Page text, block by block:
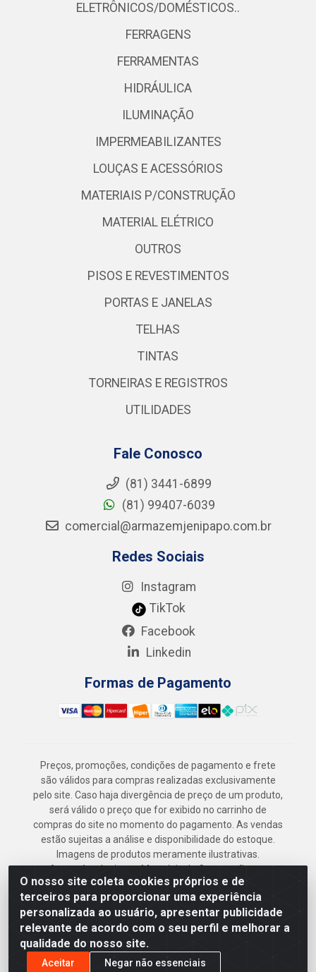
O nosso site coleta cookies próprios e de
terceiros para proporcionar uma experiência
personalizada ao usuário, apresentar publicidade
relevante de acordo com o seu perfil e melhorar a
qualidade do nosso site.
Aceitar Negar não essenciais
ELETRÔNICOS/DOMÉSTICOS..
FERRAGENS
FERRAMENTAS
HIDRÁULICA
ILUMINAÇÃO
IMPERMEABILIZANTES
LOUÇAS E ACESSÓRIOS
MATERIAIS P/CONSTRUÇÃO
MATERIAL ELÉTRICO
OUTROS
PISOS E REVESTIMENTOS
PORTAS E JANELAS
TELHAS
TINTAS
TORNEIRAS E REGISTROS
UTILIDADES
Fale Conosco
(81) 3441-6899
(81) 99407-6039
comercial@armazemjenipapo.com.br
Redes Sociais
Instagram
TikTok
Facebook
Linkedin
Formas de Pagamento
Preços, promoções, condições de pagamento e frete
são válidos para compras realizadas exclusivamente
pelo site. Caso haja divergência de preço de um produto,
será válido o preço que for exibido no carrinho de
compras do site no momento do pagamento. As vendas
estão sujeitas a análise e disponibilidade do estoque.
Imagens de produtos meramente ilustrativas.
Armazém Jenipapo Materiais de Construção em
Geral LTDA - Rua das Flores, 2691 - Guabiraba,
Recife/PE - CEP 52.291-630 - CNPJ
41.097.379/0001-